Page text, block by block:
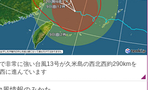
非常に強い台風13号が久米島の西北西約290kmを
に進んでいます